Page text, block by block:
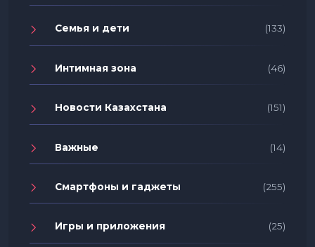
Семья и дети (133)
Интимная зона (46)
Новости Казахстана (151)
Важные (14)
Смартфоны и гаджеты (255)
Игры и приложения (25)